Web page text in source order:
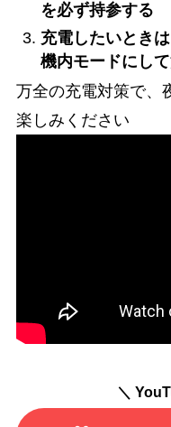
を必ず持参する
充電したいとき
機内モードにし
万全の充電対策で、
楽しみください
＼